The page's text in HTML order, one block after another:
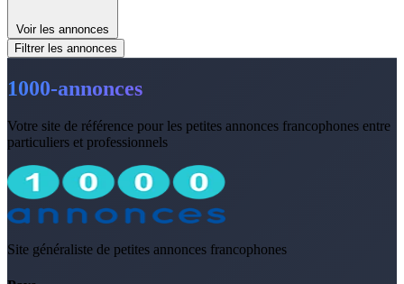
Voir les annonces
Filtrer les annonces
1000-annonces
Votre site de référence pour les petites annonces francophones entre
particuliers et professionnels
Site généraliste de petites annonces francophones